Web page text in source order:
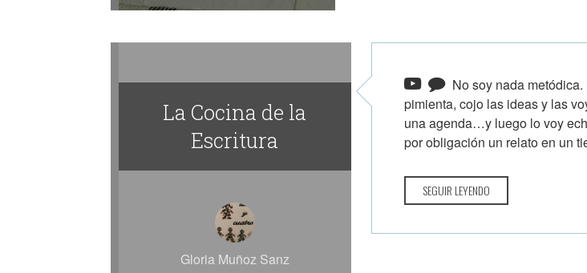
La Cocina de la
Escritura
Gloria Muñoz Sanz
No soy nada
pimienta, cojo las ideas y las
una agenda…y luego lo voy
por obligación un relato en un
SEGUIR LEYENDO